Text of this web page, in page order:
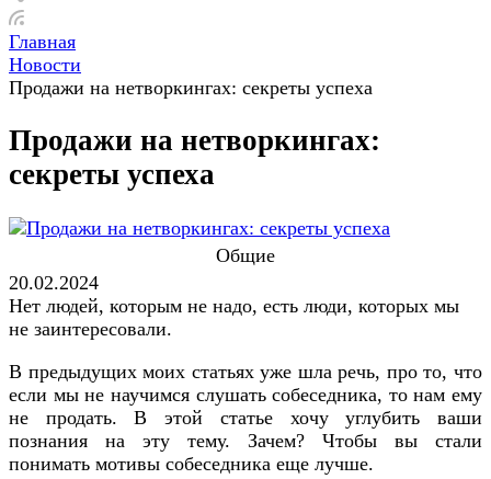
Главная
Новости
Продажи на нетворкингах: секреты успеха
Продажи на нетворкингах:
секреты успеха
Общие
20.02.2024
Нет людей, которым не надо, есть люди, которых мы
не заинтересовали.
В предыдущих моих статьях уже шла речь, про то, что
если мы не научимся слушать собеседника, то нам ему
не продать. В этой статье хочу углубить ваши
познания на эту тему. Зачем? Чтобы вы стали
понимать мотивы собеседника еще лучше.